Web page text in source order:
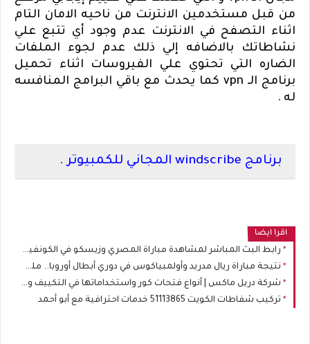
من قبل مستخدمين الانترنت من ناحيه الامان التام
اثناء التصفح في الانترنت عدم وجود أي تتبع علي
نشاطاتك بالاضافه إلي ذلك عدم لجوء الملفات
الضاره التي تحتوي علي الفيروسات اثناء تحميل
برنامج الـ vpn كما يحدث مع باقي البرامج المنافسه
له .
برنامج windscribe المجاني للكمبيوتر .
اقرا ايضا
رابط البث المباشر لمشاهدة مباراة المصري وزيسكو في الكونفيدرالية
نتيجة مباراة ريال مدريد وأولمبياكوس في دوري أبطال أوروبا.. ملخص وأهداف
شركة دريل ماكس | أنواع فتحات كور واستخداماتها في التكييف والسباكة والكهرباء
تركيب شفاطات الكويت 51113865 خدمات احترافية مع أبو أحمد